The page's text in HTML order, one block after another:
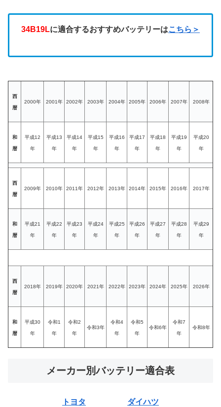
34B19Lに適合するおすすめバッテリーはこちら＞
西
暦
2000年 2001年 2002年 2003年 2004年 2005年 2006年 2007年 2008年
和
暦
平成12
年
平成13
年
平成14
年
平成15
年
平成16
年
平成17
年
平成18
年
平成19
年
平成20
年
西
暦
2009年 2010年 2011年 2012年 2013年 2014年 2015年 2016年 2017年
和
暦
平成21
年
平成22
年
平成23
年
平成24
年
平成25
年
平成26
年
平成27
年
平成28
年
平成29
年
西
暦
2018年 2019年 2020年 2021年 2022年 2023年 2024年 2025年 2026年
和
暦
平成30
年
令和1
年
令和2
年
令和3年
令和4
年
令和5
年
令和6年
令和7
年
令和8年
メーカー別バッテリー適合表
トヨタ ダイハツ